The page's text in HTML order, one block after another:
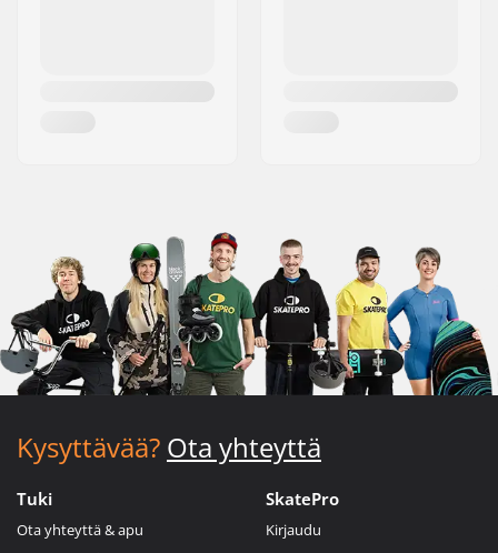
Kysyttävää? Ota yhteyttä
Tuki
Ota yhteyttä & apu
SkatePro
Kirjaudu